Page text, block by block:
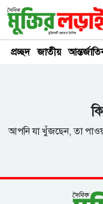
প্রচ্ছদ জাতীয়
আপনি যা খুঁজছেন, তা পাওয়া